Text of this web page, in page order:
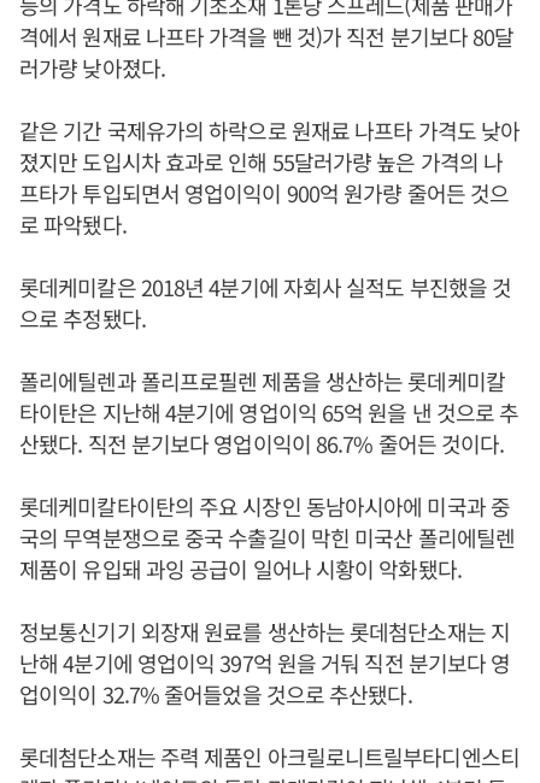
격에서 원재료 나프타 가격을 뺀 것)가 직전 분기보다 80달
러가량 낮아졌다.
같은 기간 국제유가의 하락으로 원재료 나프타 가격도 낮아
졌지만 도입시차 효과로 인해 55달러가량 높은 가격의 나
프타가 투입되면서 영업이익이 900억 원가량 줄어든 것으
로 파악됐다.
롯데케미칼은 2018년 4분기에 자회사 실적도 부진했을 것
으로 추정됐다.
폴리에틸렌과 폴리프로필렌 제품을 생산하는 롯데케미칼
타이탄은 지난해 4분기에 영업이익 65억 원을 낸 것으로 추
산됐다. 직전 분기보다 영업이익이 86.7% 줄어든 것이다.
롯데케미칼타이탄의 주요 시장인 동남아시아에 미국과 중
국의 무역분쟁으로 중국 수출길이 막힌 미국산 폴리에틸렌
제품이 유입돼 과잉 공급이 일어나 시황이 악화됐다.
정보통신기기 외장재 원료를 생산하는 롯데첨단소재는 지
난해 4분기에 영업이익 397억 원을 거둬 직전 분기보다 영
업이익이 32.7% 줄어들었을 것으로 추산됐다.
롯데첨단소재는 주력 제품인 아크릴로니트릴부타디엔스티